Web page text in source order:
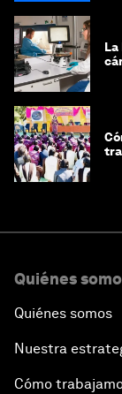
Quiénes
Quiénes somos
Nuestra
Cómo